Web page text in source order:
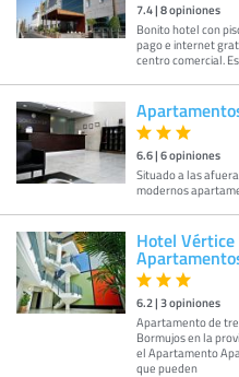
7.4|8opiniones
Bonito hotel con
pago e internet
centro comercial.
6.6|6opiniones
Situado a las
modernos
Hotel
6.2|3opiniones
Apartamento de
Bormujos en la
el Apartamento
que pueden